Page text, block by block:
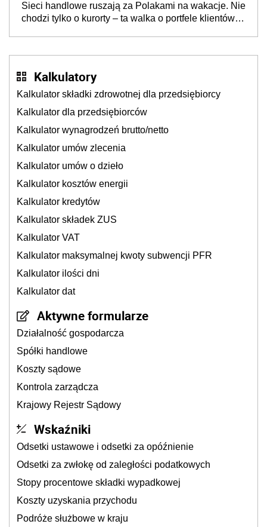
Sieci handlowe ruszają za Polakami na wakacje. Nie
chodzi tylko o kurorty – ta walka o portfele klientów
Kalkulatory
Kalkulator składki zdrowotnej dla przedsiębiorcy
Kalkulator dla przedsiębiorców
Kalkulator wynagrodzeń brutto/netto
Kalkulator umów zlecenia
Kalkulator umów o dzieło
Kalkulator kosztów energii
Kalkulator kredytów
Kalkulator składek ZUS
Kalkulator VAT
Kalkulator maksymalnej kwoty subwencji PFR
Kalkulator ilości dni
Kalkulator dat
Aktywne formularze
Działalność gospodarcza
Spółki handlowe
Koszty sądowe
Kontrola zarządcza
Krajowy Rejestr Sądowy
Wskaźniki
Odsetki ustawowe i odsetki za opóźnienie
Odsetki za zwłokę od zaległości podatkowych
Stopy procentowe składki wypadkowej
Koszty uzyskania przychodu
Podróże służbowe w kraju